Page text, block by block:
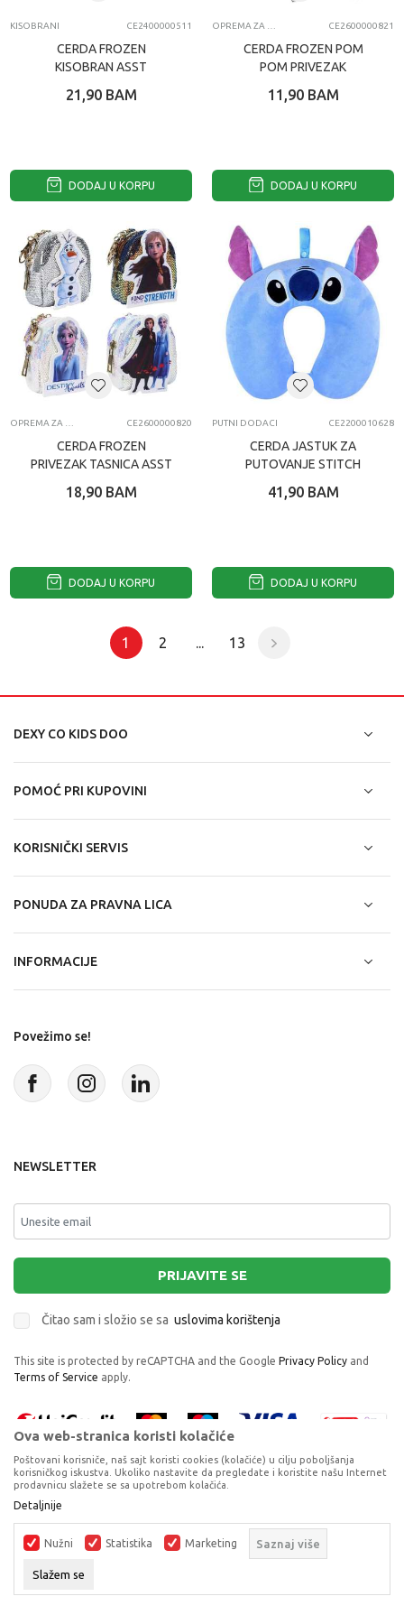
KISOBRANI CE2400000511
CERDA FROZEN
KISOBRAN ASST
21,90 BAM
DODAJ U KORPU
CE2600000821
CERDA FROZEN POM
POM PRIVEZAK
11,90 BAM
DODAJ U KORPU
CE2600000820
CERDA FROZEN
PRIVEZAK TASNICA ASST
18,90 BAM
DODAJ U KORPU
PUTNI DODACI CE2200010628
CERDA JASTUK ZA
PUTOVANJE STITCH
41,90 BAM
DODAJ U KORPU
1 2 ... 13
DEXY CO KIDS DOO
POMOĆ PRI KUPOVINI
KORISNIČKI SERVIS
PONUDA ZA PRAVNA LICA
INFORMACIJE
Povežimo se!
NEWSLETTER
PRIJAVITE SE
Čitao sam i složio se sa uslovima korištenja
This site is protected by reCAPTCHA and the Google Privacy Policy and
Terms of Service apply.
Proizvode na sajtu nastojimo da opišemo što je preciznije moguće, ali ne
možemo garantovati da su svi podaci i fotografije, navedeni u okrviru
proizvoda, u potpunosti kompletni i bez grešaka. Svi artikli prikazani na
sajtu su dio naše ponude, ali ne podrazumijeva da su dostupni u svakom
Ova web-stranica koristi kolačiće
Poštovani korisniče, naš sajt koristi cookies (kolačiće) u cilju poboljšanja
korisničkog iskustva. Ukoliko nastavite da pregledate i koristite našu Internet
prodavnicu slažete se sa upotrebom kolačića.
Detaljnije
Nužni Statistika Marketing Saznaj više
Slažem se